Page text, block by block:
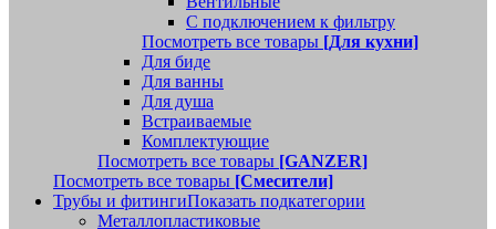
С подключением к фильтру
Посмотреть все товары [Для кухни]
Для биде
Для ванны
Для душа
Встраиваемые
Комплектующие
Посмотреть все товары [GANZER]
Посмотреть все товары [Смесители]
Трубы и фитингиПоказать подкатегории
Металлопластиковые